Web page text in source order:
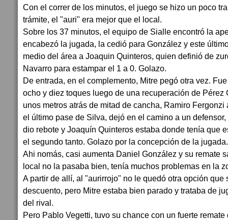
Con el correr de los minutos, el juego se hizo un poco
trámite, el "auri" era mejor que el local.
Sobre los 37 minutos, el equipo de Sialle encontró la
encabezó la jugada, la cedió para González y este
medio del área a Joaquin Quinteros, quien definió de
Navarro para estampar el 1 a 0. Golazo.
De entrada, en el complemento, Mitre pegó otra vez.
ocho y diez toques luego de una recuperación de Pérez
unos metros atrás de mitad de cancha, Ramiro
el último pase de Silva, dejó en el camino a un
dio rebote y Joaquín Quinteros estaba donde tenía que
el segundo tanto. Golazo por la concepción de la jugada.
Ahi nomás, casi aumenta Daniel González y su remate
local no la pasaba bien, tenía muchos problemas en la
A partir de allí, al "aurirrojo" no le quedó otra opción que
descuento, pero Mitre estaba bien parado y trataba de
del rival.
Pero Pablo Vegetti, tuvo su chance con un fuerte